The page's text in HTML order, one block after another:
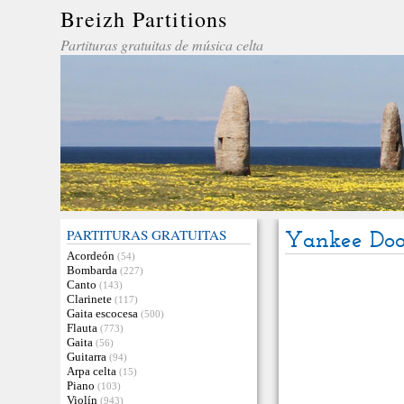
Breizh Partitions
Partituras gratuitas de música celta
PARTITURAS GRATUITAS
Acordeón (54)
Bombarda (227)
Canto (143)
Clarinete (117)
Gaita escocesa (500)
Flauta (773)
Gaita (56)
Guitarra (94)
Arpa celta (15)
Piano (103)
Violín (943)
Yankee